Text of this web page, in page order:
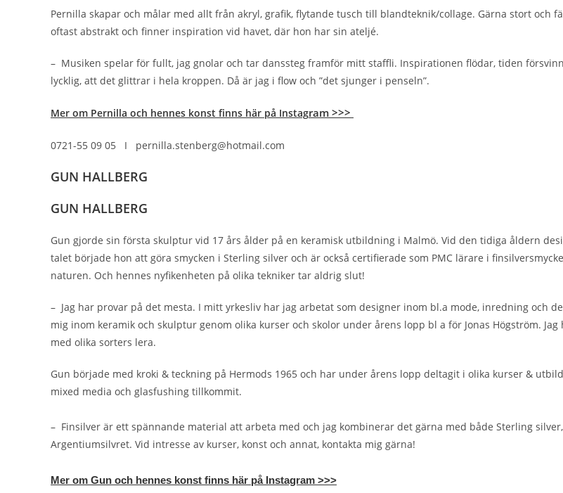
Pernilla skapar och målar med allt från akryl, grafik, flytande tusch till blandteknik/collage. Gärna stort
oftast abstrakt och finner inspiration vid havet, där hon har sin ateljé.
– Musiken spelar för fullt, jag gnolar och tar danssteg framför mitt staffli. Inspirationen flödar, tiden
lycklig, att det glittrar i hela kroppen. Då är jag i flow och ”det sjunger i penseln”.
Mer om Pernilla och hennes konst finns här på Instagram >>>
0721-55 09 05 I pernilla.stenberg@hotmail.com
GUN HALLBERG
GUN HALLBERG
Gun gjorde sin första skulptur vid 17 års ålder på en keramisk utbildning i Malmö. Vid den tidiga åldern
talet började hon att göra smycken i Sterling silver och är också certifierade som PMC lärare i
naturen. Och hennes nyfikenheten på olika tekniker tar aldrig slut!
– Jag har provar på det mesta. I mitt yrkesliv har jag arbetat som designer inom bl.a mode, inredning och
mig inom keramik och skulptur genom olika kurser och skolor under årens lopp bl a för Jonas Högström.
med olika sorters lera.
Gun började med kroki & teckning på Hermods 1965 och har under årens lopp deltagit i olika kurser &
mixed media och glasfushing tillkommit.
– Finsilver är ett spännande material att arbeta med och jag kombinerar det gärna med både Sterling
Argentiumsilvret. Vid intresse av kurser, konst och annat, kontakta mig gärna!
Mer om Gun och hennes konst finns här på Instagram >>>